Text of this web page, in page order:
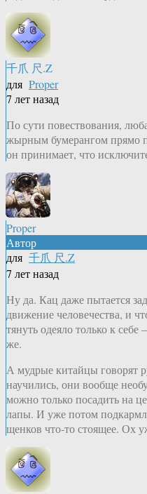
千爪 尺.Z
для Proper
7 лет назад
По сути повествования,
жырным бумерангом прямо
он принимает, что
Proper
Автор
для 千爪 尺.Z
7 лет назад
Ну да. Кац даже пытается
движение человечества, и
тянуть одеяло только к
же.
А мудрые китайцы говорят
научились, они вообще
можно только посадить на
лапы. И уже потом
щенков что-то стоящее. Ох